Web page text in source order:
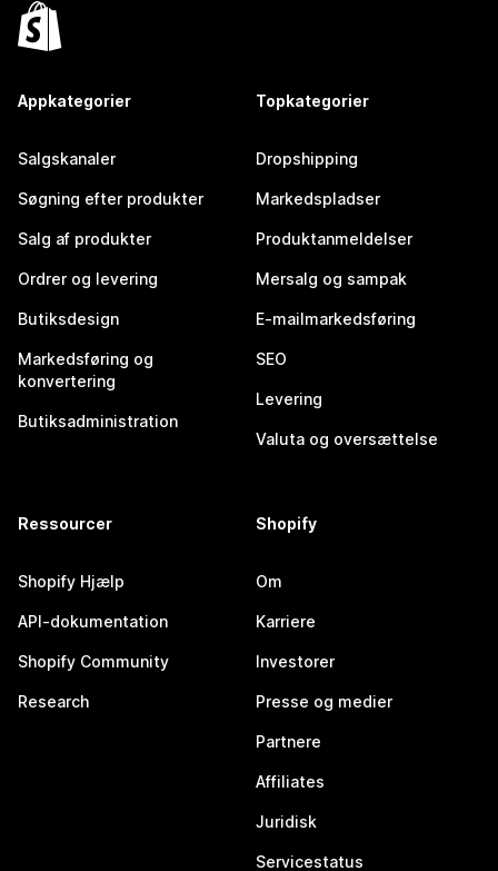
Appkategorier
Salgskanaler
Søgning efter produkter
Salg af produkter
Ordrer og levering
Butiksdesign
Markedsføring og
konvertering
Butiksadministration
Topkategorier
Dropshipping
Markedspladser
Produktanmeldelser
Mersalg og sampak
E-mailmarkedsføring
SEO
Levering
Valuta og oversættelse
Ressourcer
Shopify Hjælp
API-dokumentation
Shopify Community
Research
Shopify
Om
Karriere
Investorer
Presse og medier
Partnere
Affiliates
Juridisk
Servicestatus